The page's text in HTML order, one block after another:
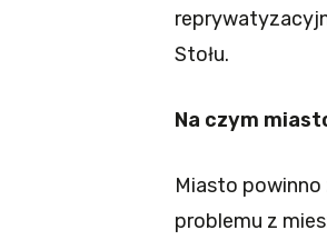
Stołu.
Na czym
Miasto powinno
problemu z